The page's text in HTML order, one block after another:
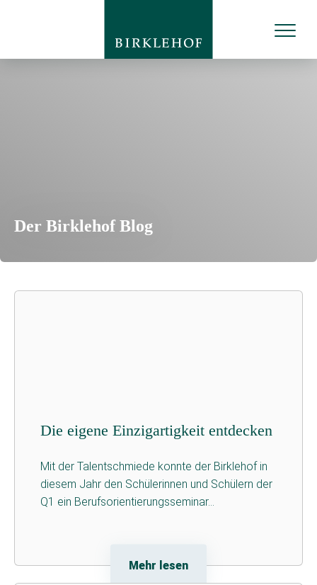
Der Birklehof Blog
Die eigene Einzigartigkeit entdecken
Mit der Talentschmiede konnte der Birklehof in
diesem Jahr den Schülerinnen und Schülern der
Q1 ein Berufsorientierungsseminar...
Mehr lesen